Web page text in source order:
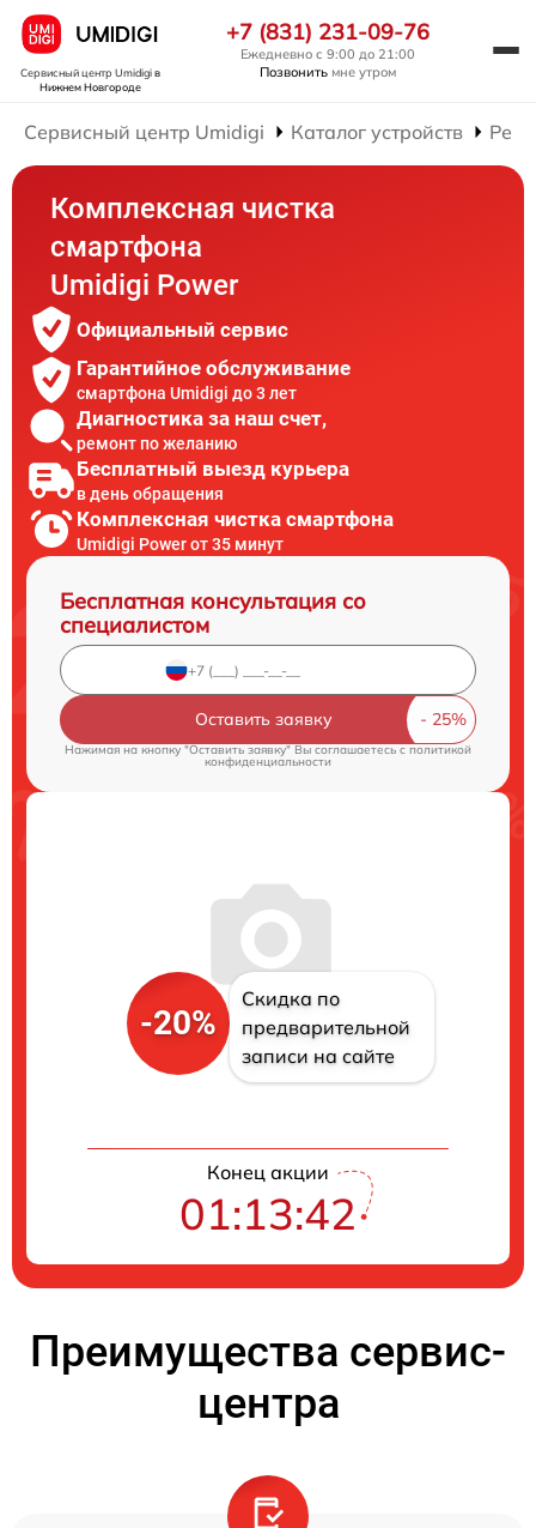
Сервисный центр Umidigiв
Нижнем Новгороде
+7 (831) 231-09-76
Ежедневно с 9:00 до 21:00
Позвонить мне утром
Сервисный центр Umidigi Каталог устройств
Комплексная чистка
смартфона
Umidigi Power
Официальный сервис
Гарантийное обслуживание
смартфона Umidigi до 3 лет
Диагностика за наш счет,
ремонт по желанию
Бесплатный выезд курьера
в день обращения
Комплексная чистка смартфона
Umidigi Power от 35 минут
Бесплатная консультация со
специалистом
Оставить заявку
Нажимая на кнопку "Оставить заявку" Вы соглашаетесь c политикой
конфиденциальности
-20%
Скидка по
предварительной
записи на сайте
Конец акции
01:13:41
Преимущества сервис-
центра